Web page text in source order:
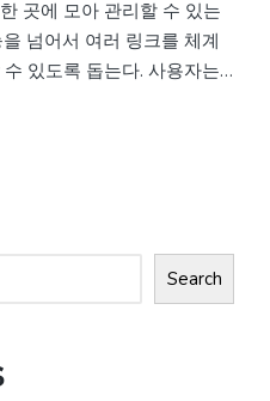
곳에 모아 관리할 수 있는
넘어서 여러 링크를 체계
있도록 돕는다. 사용자는…
Search